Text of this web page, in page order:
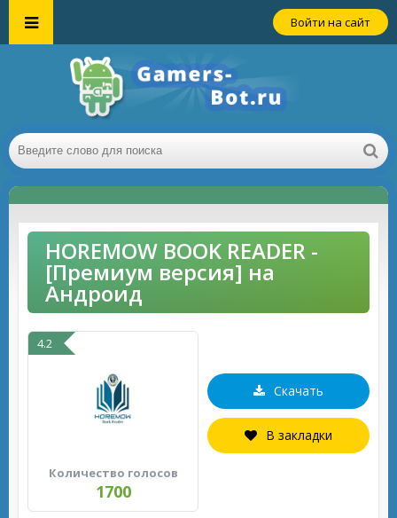
Войти на сайт
HOREMOW BOOK READER -
[Премиум версия] на
Андроид
4.2
Количество голосов
1700
Скачать
В закладки